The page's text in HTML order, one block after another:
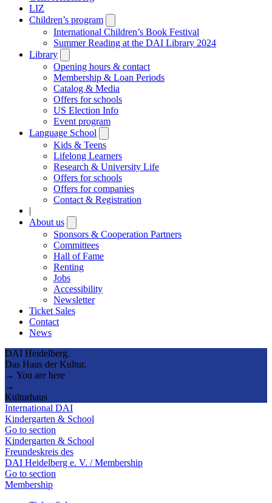
LIZ
Children’s program
submenu
International Children’s Book Festival
Summer Reading at the DAI Library 2024
Library
submenu
Opening hours & contact
Membership & Loan Periods
Catalog & Media
Offers for schools
US Election Info
Event program
Language School
submenu
Kids & Teens
Lifelong Learners
Research & University Life
Offers for schools
Offers for companies
Contact & Registration
|
About us
submenu
Sponsors & Cooperation Partners
Committees
Hall of Fame
Renting
Jobs
Accessibility
Newsletter
Ticket Sales
Contact
News
DAI Heidelberg.
Das Haus der Kultur.
→ You are here
→
Kulturhaus
International DAI
Kindergarten & School
Go to section
Kindergarten & School
Freundeskreis des
DAI Heidelberg e. V. / Membership
Go to section
Membership